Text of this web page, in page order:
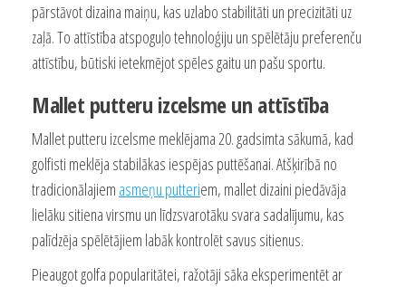
pārstāvot dizaina maiņu, kas uzlabo stabilitāti un precizitāti uz
zaļā. To attīstība atspoguļo tehnoloģiju un spēlētāju preferenču
attīstību, būtiski ietekmējot spēles gaitu un pašu sportu.
Mallet putteru izcelsme un attīstība
Mallet putteru izcelsme meklējama 20. gadsimta sākumā, kad
golfisti meklēja stabilākas iespējas puttēšanai. Atšķirībā no
tradicionālajiem asmeņu putteriem, mallet dizaini piedāvāja
lielāku sitiena virsmu un līdzsvarotāku svara sadalījumu, kas
palīdzēja spēlētājiem labāk kontrolēt savus sitienus.
Pieaugot golfa popularitātei, ražotāji sāka eksperimentēt ar